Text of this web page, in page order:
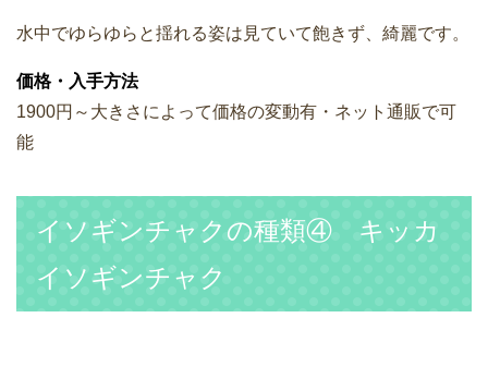
水中でゆらゆらと揺れる姿は見ていて飽きず、綺麗です。
価格・入手方法
1900円～大きさによって価格の変動有・ネット通販で可
能
イソギンチャクの種類④ キッカ
イソギンチャク